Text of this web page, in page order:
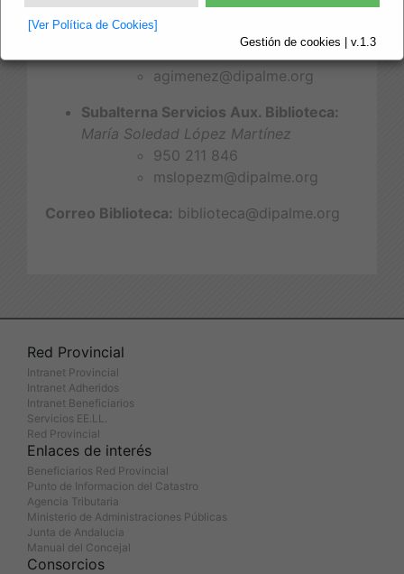
[Ver Política de Cookies]
Gestión de cookies | v.1.3
Técnico Auxiliar Admvo. Biblioteca:
Antonio Giménez Pérez
agimenez@dipalme.org
Subalterna Servicios Aux. Biblioteca:
María Soledad López Martínez
950 211 846
mslopezm@dipalme.org
Correo Biblioteca: biblioteca@dipalme.org
Red Provincial
Intranet Provincial
Intranet Adheridos
Intranet Beneficiarios
Servicios EE.LL.
Red Provincial
Enlaces de interés
Beneficiarios Red Provincial
Punto de Informacion del Catastro
Agencia Tributaria
Ministerio de Administraciones Públicas
Junta de Andalucia
Manual del Concejal
Consorcios